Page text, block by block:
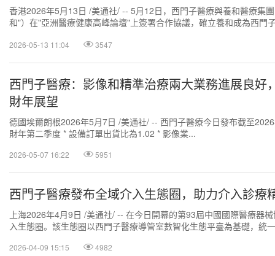
香港2026年5月13日 /美通社/ -- 5月12日，西門子醫療與養和醫療集
和"）在"亞洲醫療健康高峰論壇"上簽署合作協議，確立養和成為西門
2026-05-13 11:04 3547
西門子醫療：影像和精準治療兩大業務進展良
財年展望
德國埃爾朗根2026年5月7日 /美通社/ -- 西門子醫療今日發布截至
財年第二季度 * 設備訂單出貨比為1.02 * 影像業...
2026-05-07 16:22 5951
西門子醫療發布全域介入生態圈，助力介入診療
上海2026年4月9日 /美通社/ -- 在今日開幕的第93屆中國國際醫療器
入生態圈。該生態圈以西門子醫療導管室數智化生態平臺為基礎，統
2026-04-09 15:15 4982